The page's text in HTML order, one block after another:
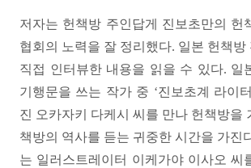
저자는 헌책방 주인답게 진보초만의 헌
협회의 노력을 잘 정리했다. 일본 헌책방
직접 인터뷰한 내용을 읽을 수 있다. 일
기행문을 쓰는 작가 중 ‘진보초계 라이
진 오카자키 다케시 씨를 만나 헌책방을
책방의 역사를 듣는 귀중한 시간을 가진
는 일러스트레이터 이케가야 이사오 씨